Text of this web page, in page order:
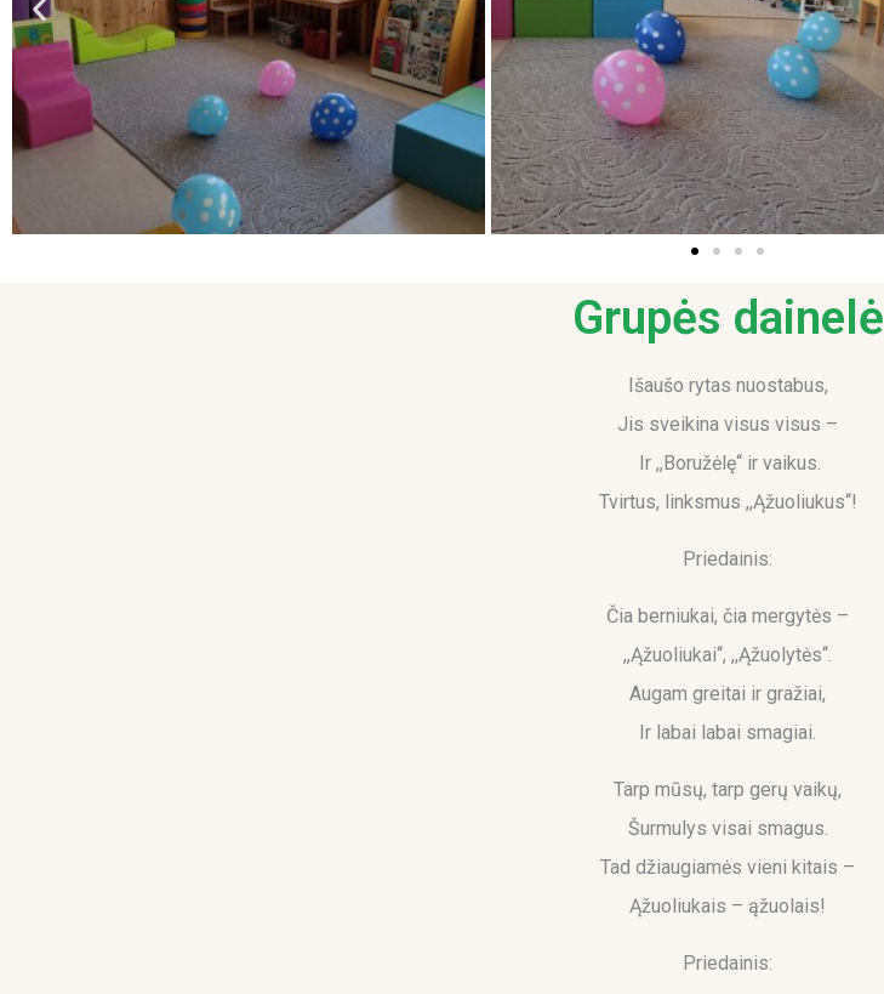
Grupės dainelė
Išaušo rytas nuostabus,
Jis sveikina visus visus –
Ir ,,Boružėlę‘‘ ir vaikus.
Tvirtus, linksmus ,,Ąžuoliukus‘‘!
Priedainis:
Čia berniukai, čia mergytės –
,,Ąžuoliukai‘‘, ,,Ąžuolytės‘‘.
Augam greitai ir gražiai,
Ir labai labai smagiai.
Tarp mūsų, tarp gerų vaikų,
Šurmulys visai smagus.
Tad džiaugiamės vieni kitais –
Ąžuoliukais – ąžuolais!
Priedainis: